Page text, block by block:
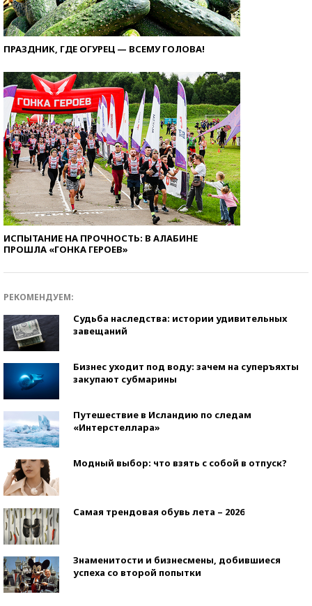
ПРАЗДНИК, ГДЕ ОГУРЕЦ — ВСЕМУ ГОЛОВА!
ИСПЫТАНИЕ НА ПРОЧНОСТЬ: В АЛАБИНЕ
ПРОШЛА «ГОНКА ГЕРОЕВ»
РЕКОМЕНДУЕМ:
Судьба наследства: истории удивительных
завещаний
Бизнес уходит под воду: зачем на суперъяхты
закупают субмарины
Путешествие в Исландию по следам
«Интерстеллара»
Модный выбор: что взять с собой в отпуск?
Самая трендовая обувь лета – 2026
Знаменитости и бизнесмены, добившиеся
успеха со второй попытки